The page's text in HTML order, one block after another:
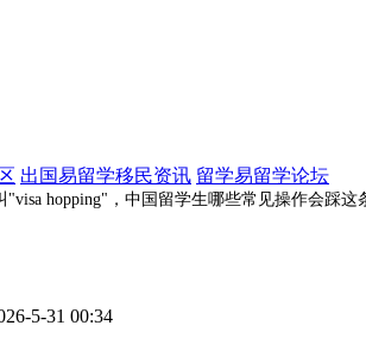
出国易留学移民资讯 留学易留学论坛
hopping"，中国留学生哪些常见操作会踩这
5-31 00:34